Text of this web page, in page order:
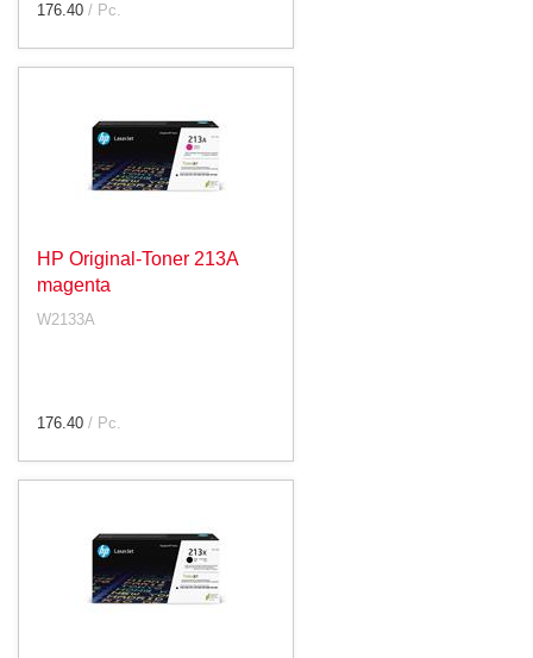
176.40 / Pc.
HP Original-Toner 213A
magenta
W2133A
176.40 / Pc.